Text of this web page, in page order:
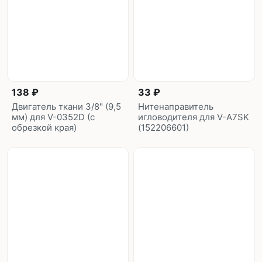
138 ₽
Двигатель ткани 3/8" (9,5
мм) для V-0352D (с
обрезкой края)
33 ₽
Нитенаправитель
игловодителя для V-A7SK
(152206601)